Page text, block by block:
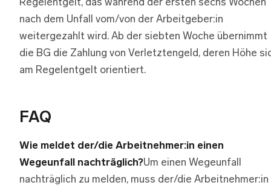
Regelentgelt, das während der ersten sechs Wochen
nach dem Unfall vom/von der Arbeitgeber:in
weitergezahlt wird. Ab der siebten Woche übernimmt
die BG die Zahlung von Verletztengeld, deren Höhe
am Regelentgelt orientiert.
FAQ
Wie meldet der/die Arbeitnehmer:in einen
Wegeunfall nachträglich?Um einen Wegeunfall
nachträglich zu melden, muss der/die Arbeitnehmer:in